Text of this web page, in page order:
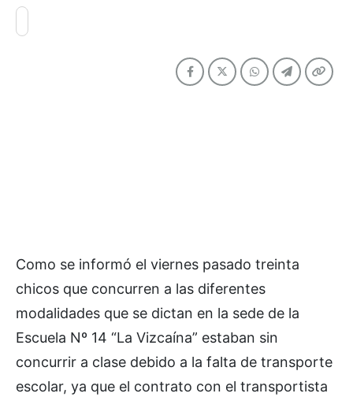
Como se informó el viernes pasado treinta
chicos que concurren a las diferentes
modalidades que se dictan en la sede de la
Escuela Nº 14 “La Vizcaína” estaban sin
concurrir a clase debido a la falta de transporte
escolar, ya que el contrato con el transportista